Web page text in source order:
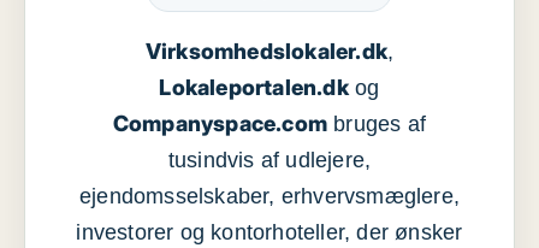
Virksomhedslokaler.dk,
Lokaleportalen.dkog
Companyspace.com bruges af
tusindvis af udlejere,
ejendomsselskaber, erhvervsmæglere,
investorer og kontorhoteller, der ønsker